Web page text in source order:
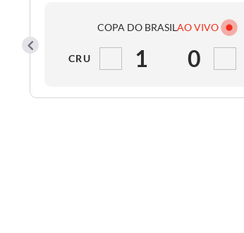
COPA DO BRASILAO VIVO
CRU 1 0